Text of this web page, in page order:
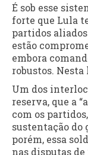
É sob esse
forte que Lula
partidos
estão
embora
robustos. Nesta
Um dos
reserva, que a
com os
sustentação do
porém, essa
nas disputas